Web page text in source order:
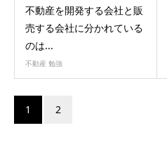
不動産を開発する会社と販
売する会社に分かれている
のは...
不動産 勉強
1 2